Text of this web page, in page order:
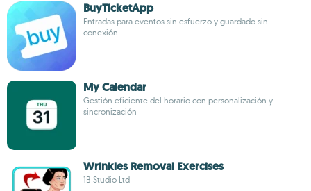
BuyTicketApp
Entradas para eventos sin esfuerzo y guardado sin
conexión
My Calendar
Gestión eficiente del horario con personalización y
sincronización
Wrinkles Removal Exercises
1B Studio Ltd